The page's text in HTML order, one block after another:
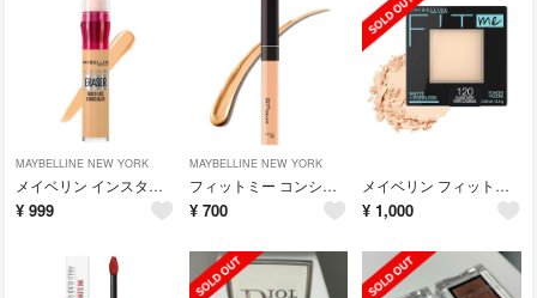
MAYBELLINE NEW YORK
メイベリン インスタント コンシーラー R 122(6ml)
¥ 999
MAYBELLINE NEW YORK
フィットミー コンシーラー 15 ピンク系の明るめの肌色用(6.8ml)
¥ 700
メイベリン フィットミー パウダー M ファンデーション 120
¥ 1,000